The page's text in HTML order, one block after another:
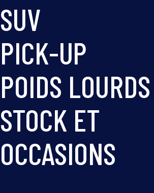
SUV
PICK-UP
POIDS LOURDS
STOCK ET
OCCASIONS